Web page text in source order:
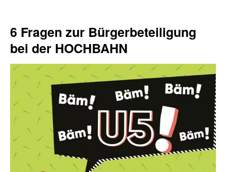
6 Fragen zur Bürgerbeteiligung
bei der HOCHBAHN